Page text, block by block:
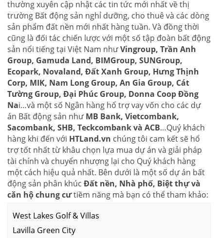
thường xuyên cập nhật các tin tức mới nhất về thị
trường Bất động sản nghỉ dưỡng, cho thuê và các dòng
sản phẩm đất nền mới nhất hàng tuần. Và đồng thời
cũng là đối tác chiến lược với một số tập đoàn bất động
sản nổi tiếng tại Việt Nam nhưVingroup, Trần Anh
Group, Gamuda Land, BIMGroup, SUNGroup,
Ecopark, Novaland, Đất Xanh Group, Hưng Thịnh
Corp, MIK, Nam Long Group, An Gia Group, Cát
Tường Group, Đại Phúc Group, Donna Coop Đồng
Nai…và một số Ngân hàng hổ trợ vay vốn cho các dự
án Bất động sản như MB Bank, Vietcombank,
Sacombank, SHB, Teckcombank và ACB…Quý khách
hàng khi đến với HTLand.vn chúng tôi cam kết sẽ hổ
trợ tốt nhất từ khâu chọn lựa mua dự án và giải pháp
tài chính và chuyển nhượng lại cho Quý khách hàng
một cách hiệu quả nhất. Bên dưới là một số dự án bất
động sản phân khúc Đất nền, Nhà phố, Biệt thự và
căn hộ chung cưtiềm năng mà bạn có thể tham khảo:
West Lakes Golf & Villas
Lavilla Green City